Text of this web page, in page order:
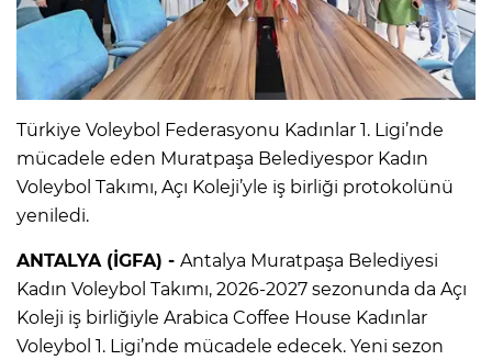
Türkiye Voleybol Federasyonu Kadınlar 1. Ligi’nde
mücadele eden Muratpaşa Belediyespor Kadın
Voleybol Takımı, Açı Koleji’yle iş birliği protokolünü
yeniledi.
ANTALYA (İGFA) - Antalya Muratpaşa Belediyesi
Kadın Voleybol Takımı, 2026-2027 sezonunda da Açı
Koleji iş birliğiyle Arabica Coffee House Kadınlar
Voleybol 1. Ligi’nde mücadele edecek. Yeni sezon